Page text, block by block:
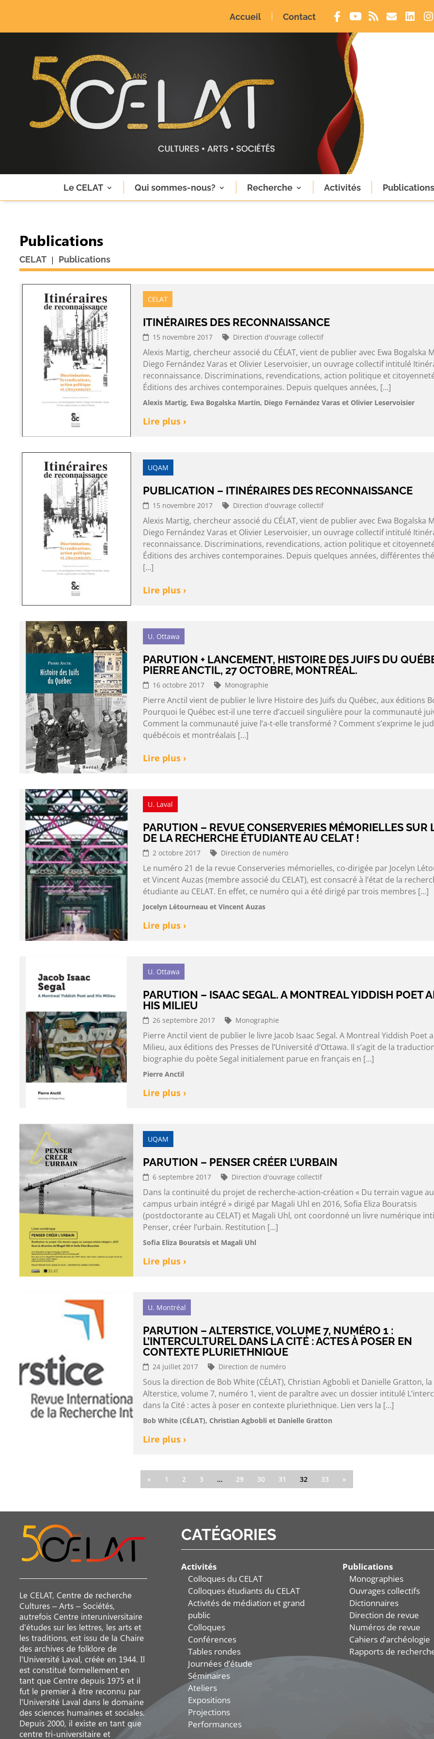
Accueil Contact
Le CELAT Qui sommes-nous? Recherche Activités Publications
Publications
CELAT | Publications
CELAT
ITINÉRAIRES DES RECONNAISSANCE
15 novembre 2017 Direction d'ouvrage collectif
Alexis Martig, chercheur associé du CÉLAT, vient de publier avec Ewa Bogalska
Diego Fernández Varas et Olivier Leservoisier, un ouvrage collectif intitulé
reconnaissance. Discriminations, revendications, action politique et
Éditions des archives contemporaines. Depuis quelques années, […]
Alexis Martig, Ewa Bogalska Martin, Diego Fernández Varas et Olivier Leservoisier
Lire plus ›
UQAM
PUBLICATION – ITINÉRAIRES DES RECONNAISSANCE
15 novembre 2017 Direction d'ouvrage collectif
Alexis Martig, chercheur associé du CÉLAT, vient de publier avec Ewa Bogalska
Diego Fernández Varas et Olivier Leservoisier, un ouvrage collectif intitulé
reconnaissance. Discriminations, revendications, action politique et
Éditions des archives contemporaines. Depuis quelques années, différentes
[…]
Lire plus ›
U. Ottawa
PARUTION + LANCEMENT, HISTOIRE DES JUIFS DU
PIERRE ANCTIL, 27 OCTOBRE, MONTRÉAL.
16 octobre 2017 Monographie
Pierre Anctil vient de publier le livre Histoire des Juifs du Québec, aux éditions
Pourquoi le Québec est-il une terre d’accueil singulière pour la communauté
Comment la communauté juive l’a-t-elle transformé ? Comment s’exprime le
québécois et montréalais […]
Lire plus ›
U. Laval
PARUTION – REVUE CONSERVERIES MÉMORIELLES SUR
DE LA RECHERCHE ÉTUDIANTE AU CELAT !
2 octobre 2017 Direction de numéro
Le numéro 21 de la revue Conserveries mémorielles, co-dirigée par Jocelyn
et Vincent Auzas (membre associé du CELAT), est consacré à l’état de la
étudiante au CELAT. En effet, ce numéro qui a été dirigé par trois membres […]
Jocelyn Létourneau et Vincent Auzas
Lire plus ›
U. Ottawa
PARUTION – ISAAC SEGAL. A MONTREAL YIDDISH POET
HIS MILIEU
26 septembre 2017 Monographie
Pierre Anctil vient de publier le livre Jacob Isaac Segal. A Montreal Yiddish Poet
Milieu, aux éditions des Presses de l’Université d’Ottawa. Il s’agit de la
biographie du poète Segal initialement parue en français en […]
Pierre Anctil
Lire plus ›
UQAM
PARUTION – PENSER CRÉER L’URBAIN
6 septembre 2017 Direction d'ouvrage collectif
Dans la continuité du projet de recherche-action-création « Du terrain vague au
campus urbain intégré » dirigé par Magali Uhl en 2016, Sofia Eliza Bouratsis
(postdoctorante au CELAT) et Magali Uhl, ont coordonné un livre numérique
Penser, créer l’urbain. Restitution […]
Sofia Eliza Bouratsis et Magali Uhl
Lire plus ›
U. Montréal
PARUTION – ALTERSTICE, VOLUME 7, NUMÉRO 1 :
L’INTERCULTUREL DANS LA CITÉ : ACTES À POSER EN
CONTEXTE PLURIETHNIQUE
24 juillet 2017 Direction de numéro
Sous la direction de Bob White (CÉLAT), Christian Agbobli et Danielle Gratton,
Alterstice, volume 7, numéro 1, vient de paraître avec un dossier intitulé
dans la Cité : actes à poser en contexte pluriethnique. Lien vers la […]
Bob White (CÉLAT), Christian Agbobli et Danielle Gratton
Lire plus ›
« 1 2 3 … 29 30 31 32 33 »
Le CELAT, Centre de recherche
Cultures – Arts – Sociétés,
autrefois Centre interuniversitaire
d’études sur les lettres, les arts et
les traditions, est issu de la Chaire
des archives de folklore de
l’Université Laval, créée en 1944. Il
est constitué formellement en
tant que Centre depuis 1975 et il
fut le premier à être reconnu par
l’Université Laval dans le domaine
des sciences humaines et sociales.
Depuis 2000, il existe en tant que
centre tri-universitaire et
CATÉGORIES
Activités
Colloques du CELAT
Colloques étudiants du CELAT
Activités de médiation et grand
public
Colloques
Conférences
Tables rondes
Journées d’étude
Séminaires
Ateliers
Expositions
Projections
Performances
Publications
Monographies
Ouvrages collectifs
Dictionnaires
Direction de revue
Numéros de revue
Cahiers d’archéologie
Rapports de